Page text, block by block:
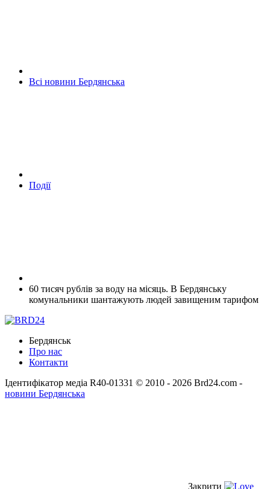
Всі новини Бердянська
Події
60 тисяч рублів за воду на місяць. В Бердянську
комунальники шантажують людей завищеним тарифом
Бердянськ
Про нас
Контакти
Ідентифікатор медіа R40-01331 © 2010 - 2026 Brd24.com -
новини Бердянська
Закрити